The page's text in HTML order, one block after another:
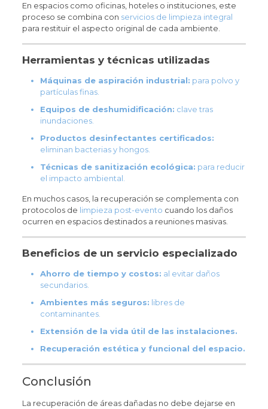
En espacios como oficinas, hoteles o instituciones, este
proceso se combina con servicios de limpieza integral
para restituir el aspecto original de cada ambiente.
Herramientas y técnicas utilizadas
Máquinas de aspiración industrial: para polvo y
partículas finas.
Equipos de deshumidificación: clave tras
inundaciones.
Productos desinfectantes certificados:
eliminan bacterias y hongos.
Técnicas de sanitización ecológica: para reducir
el impacto ambiental.
En muchos casos, la recuperación se complementa con
protocolos de limpieza post-evento cuando los daños
ocurren en espacios destinados a reuniones masivas.
Beneficios de un servicio especializado
Ahorro de tiempo y costos: al evitar daños
secundarios.
Ambientes más seguros: libres de
contaminantes.
Extensión de la vida útil de las instalaciones.
Recuperación estética y funcional del espacio.
Conclusión
La recuperación de áreas dañadas no debe dejarse en